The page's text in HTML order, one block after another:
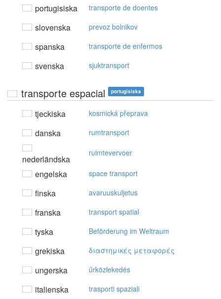
portugisiska transporte de doentes
slovenska prevoz bolnikov
spanska transporte de enfermos
svenska sjuktransport
transporte espacial portugisiska
tjeckiska kosmická přeprava
danska rumtransport
nederländska
ruimtevervoer
engelska space transport
finska avaruuskuljetus
franska transport spatial
tyska Beförderung im Weltraum
grekiska διαστημικές μεταφoρές
ungerska űrközlekedés
italienska trasporti spaziali